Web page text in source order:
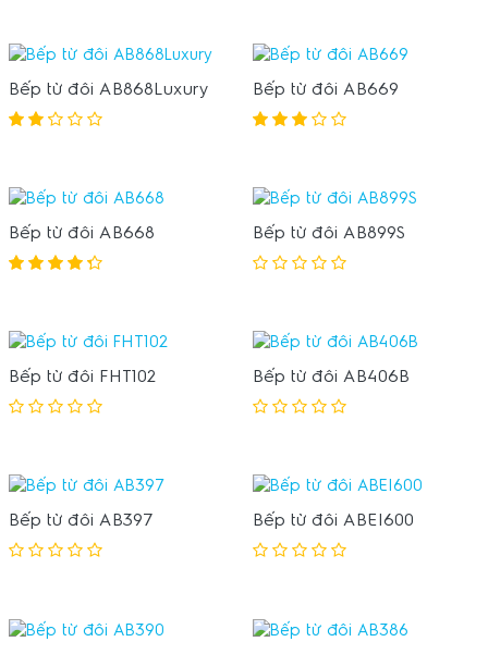
Bếp từ đôi AB868Luxury Bếp từ đôi AB669
Bếp từ đôi AB668 Bếp từ đôi AB899S
Bếp từ đôi FHT102 Bếp từ đôi AB406B
Bếp từ đôi AB397 Bếp từ đôi ABEI600